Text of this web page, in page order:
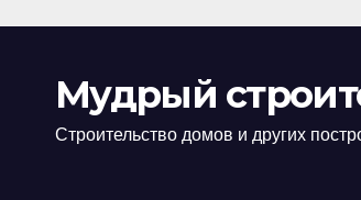
Мудрый
Строительство домов и других